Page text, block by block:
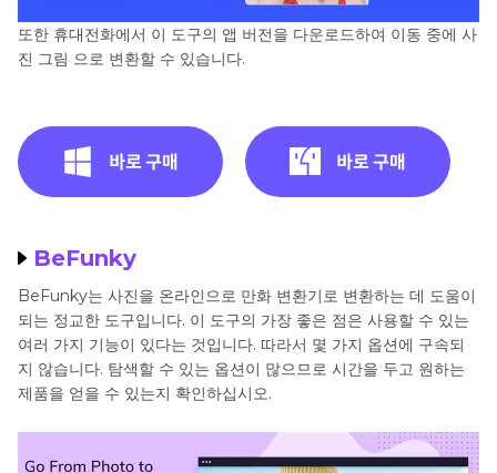
또한 휴대전화에서 이 도구의 앱 버전을 다운로드하여 이동 중에 사
진 그림 으로 변환할 수 있습니다.
BeFunky
BeFunky는 사진을 온라인으로 만화 변환기로 변환하는 데 도움이
되는 정교한 도구입니다. 이 도구의 가장 좋은 점은 사용할 수 있는
여러 가지 기능이 있다는 것입니다. 따라서 몇 가지 옵션에 구속되
지 않습니다. 탐색할 수 있는 옵션이 많으므로 시간을 두고 원하는
제품을 얻을 수 있는지 확인하십시오.